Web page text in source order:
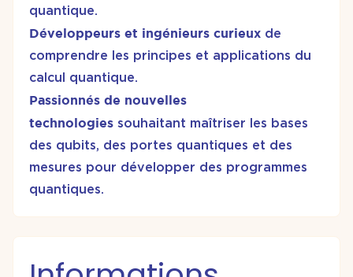
quantique.
Développeurs et ingénieurs curieux de
comprendre les principes et applications du
calcul quantique.
Passionnés de nouvelles
technologies souhaitant maîtriser les bases
des qubits, des portes quantiques et des
mesures pour développer des programmes
quantiques.